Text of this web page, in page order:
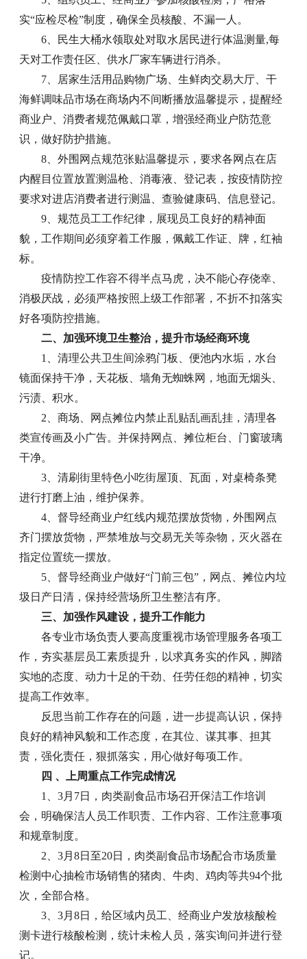
实“应检尽检”制度，确保全员核酸、不漏一人。
6、民生大桶水领取处对取水居民进行体温测量,每
天对工作责任区、供水厂家车辆进行消杀。
7、居家生活用品购物广场、生鲜肉交易大厅、干
海鲜调味品市场在商场内不间断播放温馨提示，提醒经
商业户、消费者规范佩戴口罩，增强经商业户防范意
识，做好防护措施。
8、外围网点规范张贴温馨提示，要求各网点在店
内醒目位置放置测温枪、消毒液、登记表，按疫情防控
要求对进店消费者进行测温、查验健康码、信息登记。
9、规范员工工作纪律，展现员工良好的精神面
貌，工作期间必须穿着工作服，佩戴工作证、牌，红袖
标。
疫情防控工作容不得半点马虎，决不能心存侥幸、
消极厌战，必须严格按照上级工作部署，不折不扣落实
好各项防控措施。
二、加强环境卫生整治，提升市场经商环境
1、清理公共卫生间涂鸦门板、便池内水垢，水台
镜面保持干净，天花板、墙角无蜘蛛网，地面无烟头、
污渍、积水。
2、商场、网点摊位内禁止乱贴乱画乱挂，清理各
类宣传画及小广告。并保持网点、摊位柜台、门窗玻璃
干净。
3、清刷街里特色小吃街屋顶、瓦面，对桌椅条凳
进行打磨上油，维护保养。
4、督导经商业户红线内规范摆放货物，外围网点
齐门摆放货物，严禁堆放与交易无关等杂物，灭火器在
指定位置统一摆放。
5、督导经商业户做好“门前三包”，网点、摊位内垃
圾日产日清，保持经营场所卫生整洁有序。
三、加强作风建设，提升工作能力
各专业市场负责人要高度重视市场管理服务各项工
作，夯实基层员工素质提升，以求真务实的作风，脚踏
实地的态度、动力十足的干劲、任劳任怨的精神，切实
提高工作效率。
反思当前工作存在的问题，进一步提高认识，保持
良好的精神风貌和工作态度，在其位、谋其事、担其
责，强化责任，狠抓落实，用心做好每项工作。
四 、上周重点工作完成情况
1、3月7日，肉类副食品市场召开保洁工作培训
会，明确保洁人员工作职责、工作内容、工作注意事项
和规章制度。
2、3月8日至20日，肉类副食品市场配合市场质量
检测中心抽检市场销售的猪肉、牛肉、鸡肉等共94个批
次，全部合格。
3、3月8日，给区域内员工、经商业户发放核酸检
测卡进行核酸检测，统计未检人员，落实询问并进行登
记。